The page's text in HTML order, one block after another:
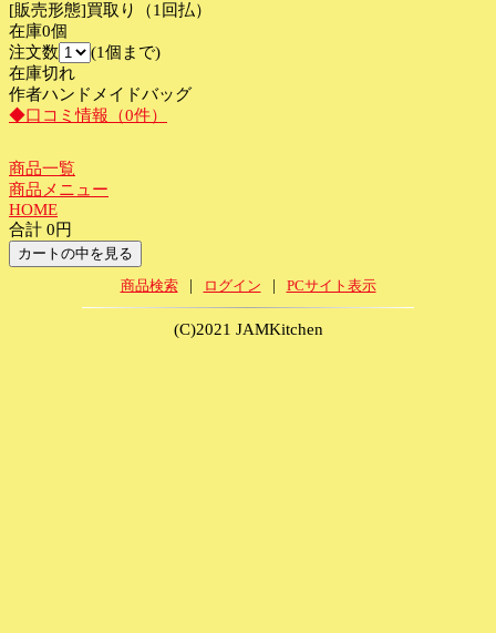
[販売形態]買取り（1回払）
在庫0個
注文数
(1個まで)
在庫切れ
作者ハンドメイドバッグ
◆口コミ情報（0件）
商品一覧
商品メニュー
HOME
合計 0円
商品検索 | ログイン | PCサイト表示
(C)2021 JAMKitchen